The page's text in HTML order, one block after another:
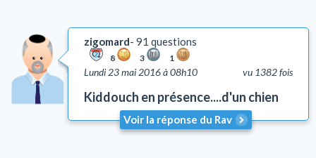
zigomard 91 questions
8 3 1
vu 1382 fois
Lundi 23 mai 2016 à 08h10
Kiddouch en présence....d'un chien
Voir la réponse du Rav